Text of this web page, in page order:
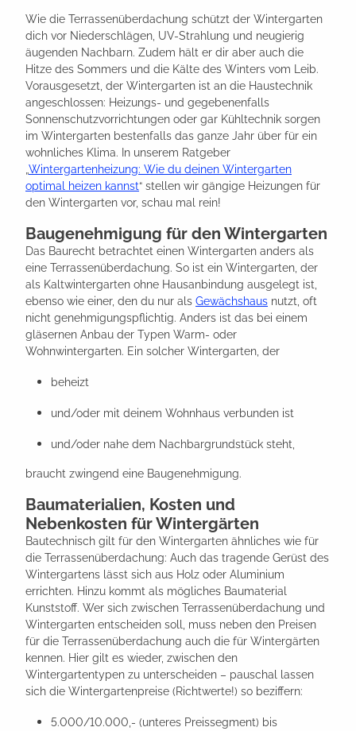
Wie die Terrassenüberdachung schützt der Wintergarten
dich vor Niederschlägen, UV-Strahlung und neugierig
äugenden Nachbarn. Zudem hält er dir aber auch die
Hitze des Sommers und die Kälte des Winters vom Leib.
Vorausgesetzt, der Wintergarten ist an die Haustechnik
angeschlossen: Heizungs- und gegebenenfalls
Sonnenschutzvorrichtungen oder gar Kühltechnik sorgen
im Wintergarten bestenfalls das ganze Jahr über für ein
wohnliches Klima. In unserem Ratgeber
Wintergartenheizung: Wie du deinen Wintergarten
optimal heizen kannst“ stellen wir gängige Heizungen für
den Wintergarten vor, schau mal rein!
Baugenehmigung für den Wintergarten
Das Baurecht betrachtet einen Wintergarten anders als
eine Terrassenüberdachung. So ist ein Wintergarten, der
als Kaltwintergarten ohne Hausanbindung ausgelegt ist,
ebenso wie einer, den du nur als Gewächshaus nutzt, oft
nicht genehmigungspflichtig. Anders ist das bei einem
gläsernen Anbau der Typen Warm- oder
Wohnwintergarten. Ein solcher Wintergarten, der
beheizt
und/oder mit deinem Wohnhaus verbunden ist
und/oder nahe dem Nachbargrundstück steht,
braucht zwingend eine Baugenehmigung.
Baumaterialien, Kosten und
Nebenkosten für Wintergärten
Bautechnisch gilt für den Wintergarten ähnliches wie für
die Terrassenüberdachung: Auch das tragende Gerüst des
Wintergartens lässt sich aus Holz oder Aluminium
errichten. Hinzu kommt als mögliches Baumaterial
Kunststoff. Wer sich zwischen Terrassenüberdachung und
Wintergarten entscheiden soll, muss neben den Preisen
für die Terrassenüberdachung auch die für Wintergärten
kennen. Hier gilt es wieder, zwischen den
Wintergartentypen zu unterscheiden – pauschal lassen
sich die Wintergartenpreise (Richtwerte!) so beziffern:
5.000/10.000,- (unteres Preissegment) bis